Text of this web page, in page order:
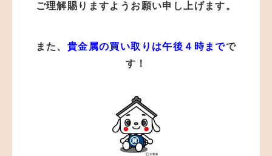
ご理解賜りますようお願い申し上げます。
また、 貴金属の買い取りは午後４時までで
す！